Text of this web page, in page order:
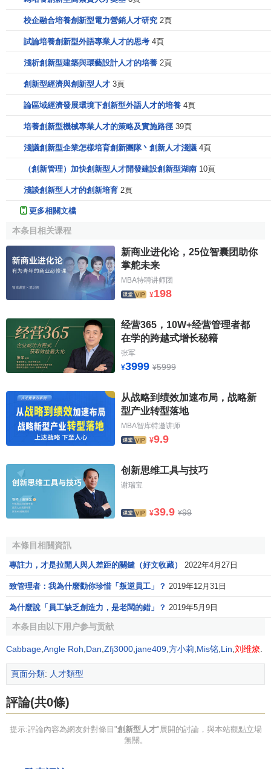
三是有敏銳的創新觀察
歷史上的科學發現和技術突破，無一不是創新的結果。
從這個意義上講，創新就是發現，而且是突破，哇的發現。
觀察能力、深刻的洞察能力、見微知著的直覺能力和一觸即
發的靈感和頓悟，不斷地將觀察到的事物與已掌握的壬口識
發現的東西。創新型人才的觀察力同時還應當是準確的，能
夠入木三分，發現事物的真諦，具有善於在於常中求不尋常
的創新觀察能力。壺水滾沸使瓦特發明瞭蒸汽機，蘋果落地
使他發明瞭鋸，無不證明瞭敏銳的創新觀察能力在創新中的
重要作用。
四是有超前的創新思維
創新思維是創新的基本前提，創新型人才具備
的前瞻性、獨創性、靈活性等良好思維品質
五是有豐富的創新知識
創新是對已有手口識的發展，在人類壬口識越來越豐富
和深奧的今天，要求創新型人才的手口識結構既有廣度，又
有深度。因此，創新型人才須具有廣博而精深的文化內涵，
既要有深厚而扎實的基礎知識，瞭解相鄰學科及必要的橫向
學科壬口識，又要精通自己專業並能掌握所從事學科專業的
最新科學成就和發展趨勢，這是從事創新研究的必要條件。
實踐。創新型人才擁有的信息量越大，文化素養越高，思路
便越開闊。同時，完備的壬口識結構使他們具有料學綜合
化、一體化意識，有助於增強
六是有科學的創新實踐
創新的過程是遵循科學，依據事物的客觀規律進行探索
的過程，任何一種創新都不能有半點馬虎和空想 ，因此，創
客觀規律，從實際出發，以科學的態度進行創新實踐。冬暖
式蔬菜大棚的發明人、 社會主義新農村建設的重大典型、山
東省壽光市三元未村黨支部書記王樂義同志，在創建冬暖式
兩年觀測當地的光照情況，最後提出了本地區的大棚最佳朝
向為正南偏西5度的理論，來自北京的專家都贊嘆說，“地理
學上的專題被一個土專家鑽研透了”。在帶領群眾發展蔬菜生
產的過程中，也正是基於他這種嚴謹科學的創新實踐，才使
他得以不斷改進種植模式，並相繼研發了立體種植、無土栽
培等20多項蔬菜種植新技術，從而由一個土生土長的普通農
民，站到了農業科技的最前沿。
校企融合培養創新型電力營銷人才研究 2頁
試論培養創新型外語專業人才的思考 4頁
淺析創新型建築與環藝設計人才的培養 2頁
創新型經濟與創新型人才 3頁
論區域經濟發展環境下創新型外語人才的培養 4頁
培養創新型機械專業人才的策略及實施路徑 39頁
淺議創新型企業怎樣培育創新團隊丶創新人才淺議 4頁
（創新管理）加快創新型人才開發建設創新型湖南 10頁
淺談創新型人才的創新培育 2頁
更多相關文檔
本条目相关课程
新商业进化论，25位智囊团助你
掌舵未来
MBA特聘讲师团
¥198
经营365，10W+经营管理者都
在学的跨越式增长秘籍
张军
¥3999 ¥5999
从战略到绩效加速布局，战略新
型产业转型落地
MBA智库特邀讲师
¥9.9
创新思维工具与技巧
谢瑞宝
¥39.9 ¥99
本條目相關資訊
專註力，才是拉開人與人差距的關鍵（好文收藏） 2022年4月27日
致管理者：我為什麼勸你珍惜「叛逆員工」？ 2019年12月31日
為什麼說「員工缺乏創造力，是老闆的錯」？ 2019年5月9日
本条目由以下用户参与贡献
Cabbage Angle Roh Dan Zfj3000 jane409 方小莉 Mis铭 Lin 刘维燎
頁面分類: 人才類型
評論(共0條)
提示:評論內容為網友針對條目"創新型人才"展開的討論，與本站觀點立場
無關。